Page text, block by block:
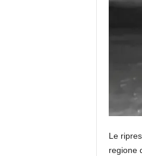
Le
regione